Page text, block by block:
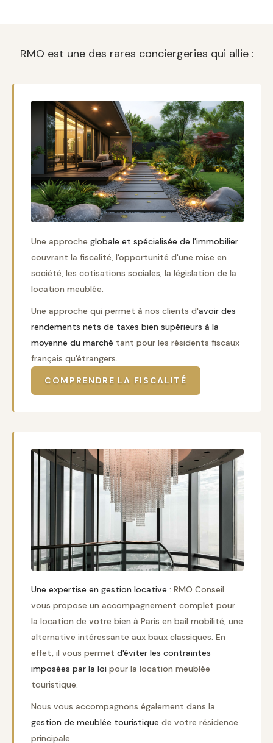
RMO est une des rares conciergeries qui allie :
Une approche globale et spécialisée de l'immobilier
couvrant la fiscalité, l'opportunité d'une mise en
société, les cotisations sociales, la législation de la
location meublée.
Une approche qui permet à nos clients d'avoir des
rendements nets de taxes bien supérieurs à la
moyenne du marché tant pour les résidents fiscaux
français qu'étrangers.
COMPRENDRE LA FISCALITÉ
Une expertise en gestion locative : RMO Conseil
vous propose un accompagnement complet pour
la location de votre bien à Paris en bail mobilité, une
alternative intéressante aux baux classiques. En
effet, il vous permet d'éviter les contraintes
imposées par la loi pour la location meublée
touristique.
Nous vous accompagnons également dans la
gestion de meublée touristique de votre résidence
principale.